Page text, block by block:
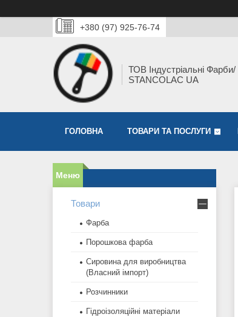
+380 (97) 925-76-74
ТОВ Індустріальні Фарби/
STANCOLAC UA
ГОЛОВНА ТОВАРИ ТА ПОСЛУГИ
Товари
Фарба
Порошкова фарба
Сировина для виробництва
(Власний імпорт)
Розчинники
Гідроізоляційні матеріали